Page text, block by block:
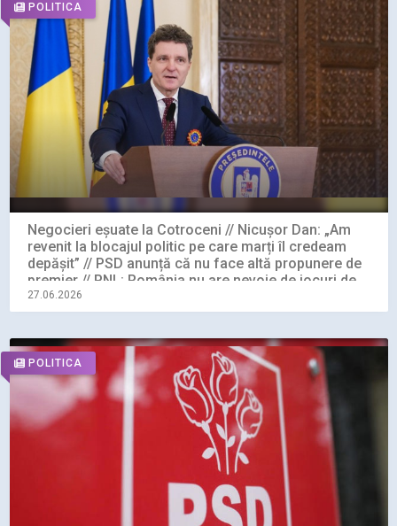
POLITICA
Negocieri eșuate la Cotroceni // Nicușor Dan: „Am
revenit la blocajul politic pe care marți îl credeam
depășit” // PSD anunță că nu face altă propunere de
premier // PNL: România nu are nevoie de jocuri de
culise
27.06.2026
POLITICA